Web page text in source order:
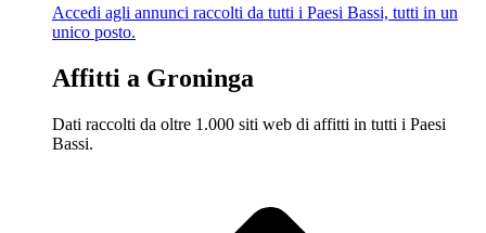
Accedi agli annunci raccolti da tutti i Paesi Bassi, tutti in un
unico posto.
Affitti a Groninga
Dati raccolti da oltre 1.000 siti web di affitti in tutti i Paesi
Bassi.